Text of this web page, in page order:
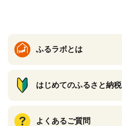
ふるラボとは
はじめてのふるさと納税
よくあるご質問